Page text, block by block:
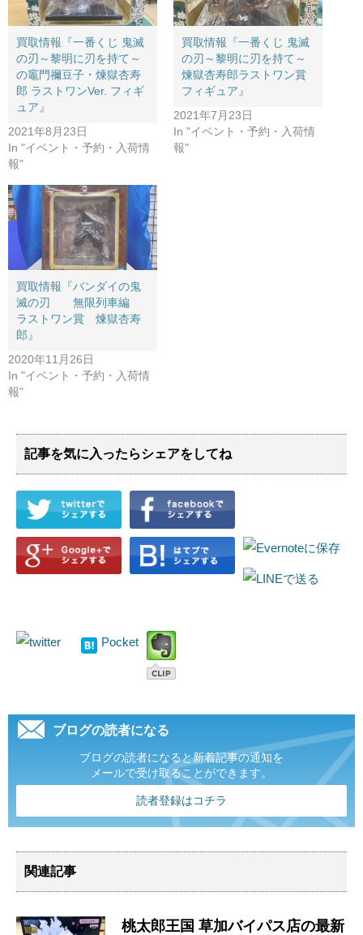
買取情報『一番くじ ​鬼滅
の刃～黎明に刃を持て～
の竈門禰豆子・煉獄杏寿
郎 ​ラストワンVer. フィギ
ュア』
2021年8月23日
In "イベント・予約・入荷情
報"
買取情報『一番くじ ​鬼滅
の刃～黎明に刃を持て～
煉獄杏寿郎ラストワン賞 ​
フィギュア』
2021年7月23日
In "イベント・予約・入荷情
報"
買取情報『バンダイの鬼
滅の刃 無限列車編
ラストワン賞 煉獄杏寿
郎』
2020年11月26日
In "イベント・予約・入荷情
報"
記事を気に入ったらシェアをしてね
Pocket
ブログの読者になる
ブログの読者になると新着記事の通知を
メールで受け取ることができます。
読者登録はコチラ
関連記事
桃太郎王国 草加バイパス店の最新